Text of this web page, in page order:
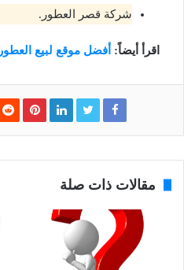
شركة قصر العطور.
اقرأ أيضاً: أفضل موقع لبيع العطور
مقالات ذات صلة